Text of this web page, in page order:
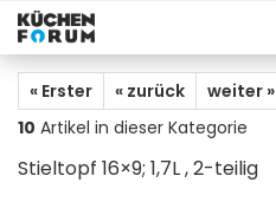
« Erster « zurück weiter »
10 Artikel in dieser Kategorie
Stieltopf 16×9; 1,7L , 2-teilig